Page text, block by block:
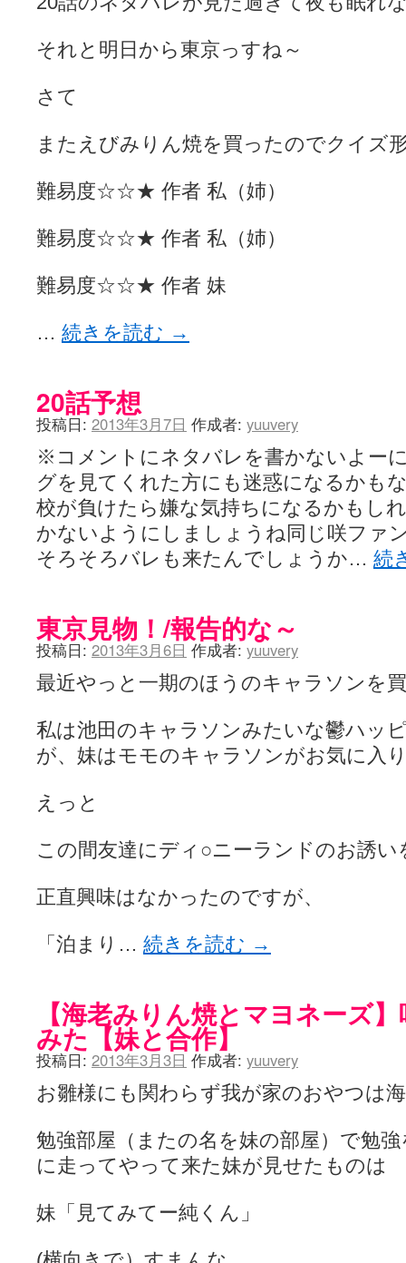
それと明日から東京っすね～
さて
またえびみりん焼を買ったのでクイズ
難易度☆☆★ 作者 私（姉）
難易度☆☆★ 作者 私（姉）
難易度☆☆★ 作者 妹
… 続きを読む →
20話予想
投稿日: 2013年3月7日 作成者: yuuvery
※コメントにネタバレを書かないよー
グを見てくれた方にも迷惑になるかも
校が負けたら嫌な気持ちになるかもし
かないようにしましょうね同じ咲ファ
そろそろバレも来たんでしょうか… 続
東京見物！/報告的な～
投稿日: 2013年3月6日 作成者: yuuvery
最近やっと一期のほうのキャラソンを
私は池田のキャラソンみたいな鬱ハッ
が、妹はモモのキャラソンがお気に入
えっと
この間友達にディ○ニーランドのお誘い
正直興味はなかったのですが、
「泊まり… 続きを読む →
【海老みりん焼とマヨネーズ
みた【妹と合作】
投稿日: 2013年3月3日 作成者: yuuvery
お雛様にも関わらず我が家のおやつは
勉強部屋（またの名を妹の部屋）で勉
に走ってやって来た妹が見せたものは
妹「見てみてー純くん」